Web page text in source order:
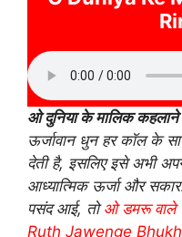
ओ दुनिया के मालिक कहलाने
ऊर्जावान धुन हर कॉल के
देती है, इसलिए इसे अभी
आध्यात्मिक ऊर्जा और
पसंद आई, तोओ डमरू वाले
Ruth Jawenge